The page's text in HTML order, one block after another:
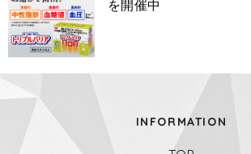
を開催中
INFORMATION